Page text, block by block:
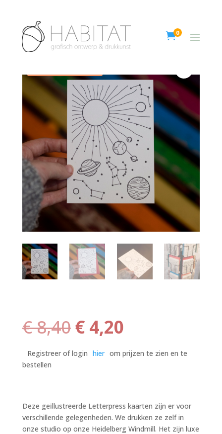
0
€8,40Oorspronkelijke
prijs
was:
€ 8,40.
€4,20Huidige
is:
€ 4,20.
Registreer of login hier om prijzen te zien en te
bestellen
Deze geïllustreerde Letterpress kaarten zijn er voor
verschillende gelegenheden. We drukken ze zelf in
onze studio op onze Heidelberg Windmill. Het zijn luxe